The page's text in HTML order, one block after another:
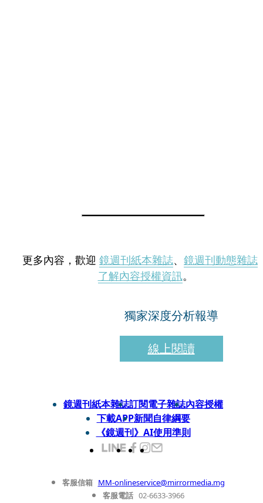
更多內容，歡迎 鏡週刊紙本雜誌、 鏡週刊動態雜誌
了解內容授權資訊。
獨家深度分析報導
線上閱讀
鏡週刊紙本雜誌訂閱電子雜誌內容授權
下載APP新聞自律綱要
《鏡週刊》AI使用準則
客服信箱 MM-onlineservice@mirrormedia.mg
客服電話 02-6633-3966